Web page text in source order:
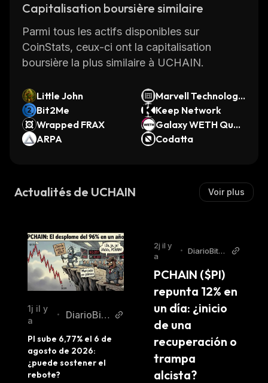
Capitalisation boursière similaire
Parmi tous les actifs disponibles sur
CoinStats, ceux-ci ont la capitalisation
boursière la plus similaire à UCHAIN.
Little John
Marvell Technology
(Ondo Tokenized St
ock)
Bit2Me
Keep Network
Wrapped FRAX
Galaxy WETH Quali
ty
ARPA Codatta
Actualités de UCHAIN Voir plus
1j il y
a
•
DiarioBitc
PI sube 6,77% el 6 de
agosto de 2026:
¿puede sostener el
rebote?
2j il y
a
•
DiarioBitc
PCHAIN ($PI)
repunta 12% en
un día: ¿inicio
de una
recuperación o
trampa
alcista?